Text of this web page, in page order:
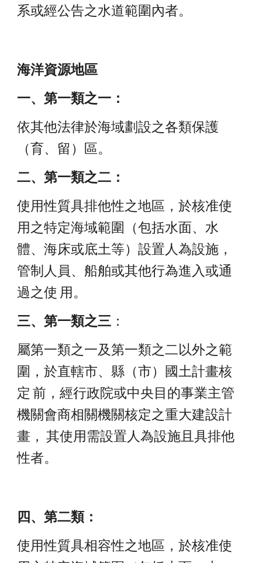
系或經公告之水道範圍內者。
海洋資源地區
一、第一類之一：
依其他法律於海域劃設之各類保護
（育、留）區。
二、第一類之二：
使用性質具排他性之地區，於核准使
用之特定海域範圍（包括水面、水
體、海床或底土等）設置人為設施，
管制人員、船舶或其他行為進入或通
過之使 用。
三、第一類之三 ：
屬第一類之一及第一類之二以外之範
圍，於直轄市、縣（市）國土計畫核
定 前，經行政院或中央目的事業主管
機關會商相關機關核定之重大建設計
畫， 其使用需設置人為設施且具排他
性者。
四、第二類：
使用性質具相容性之地區，於核准使